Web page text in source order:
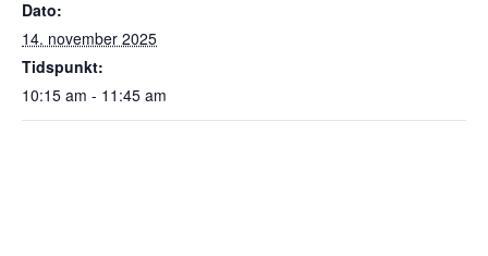
Dato:
14. november 2025
Tidspunkt:
10:15 am - 11:45 am